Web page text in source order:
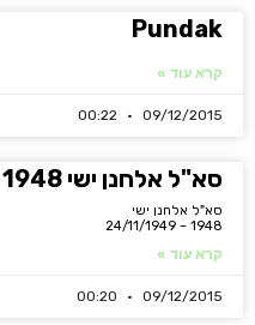
Pundak
קרא עוד »
09/12/2015
סא"ל אלחנן ישי 1948 – 24/11/1949
סא"ל אלחנן ישי
1948 – 24/11/1949
קרא עוד »
09/12/2015